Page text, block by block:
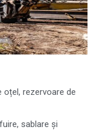
oțel, rezervoare de
sablare și